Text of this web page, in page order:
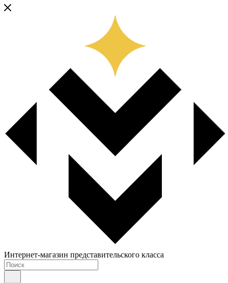
Интернет-магазин представительского класса